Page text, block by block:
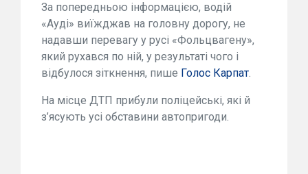
За попередньою інформацією, водій
«Ауді» виїжджав на головну дорогу, не
надавши перевагу у русі «Фольцвагену»,
який рухався по ній, у результаті чого і
відбулося зіткнення, пише Голос Карпат.
На місце ДТП прибули поліцейські, які й
з’ясують усі обставини автопригоди.